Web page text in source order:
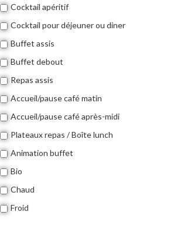
Cocktail apéritif
Cocktail pour déjeuner ou diner
Buffet assis
Buffet debout
Repas assis
Accueil/pause café matin
Accueil/pause café après-midi
Plateaux repas / Boîte lunch
Animation buffet
Bio
Chaud
Froid